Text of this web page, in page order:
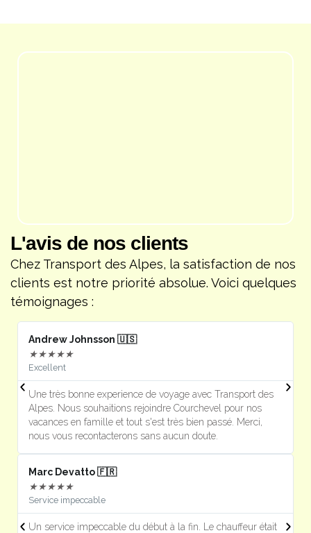
L'avis de nos clients
Chez Transport des Alpes, la satisfaction de nos
clients est notre priorité absolue. Voici quelques
témoignages :
Andrew Johnsson 🇺🇸
★★★★★
Excellent
Une très bonne experience de voyage avec Transport des
Alpes. Nous souhaitions rejoindre Courchevel pour nos
vacances en famille et tout s'est très bien passé. Merci,
nous vous recontacterons sans aucun doute.
Marc Devatto 🇫🇷
★★★★★
Service impeccable
Un service impeccable du début à la fin. Le chauffeur était